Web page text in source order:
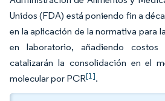
Unidos (FDA) está poniendo fin a
en la aplicación de la normativa para
en laboratorio, añadiendo
catalizarán la consolidación en el
molecular por PCR[1].